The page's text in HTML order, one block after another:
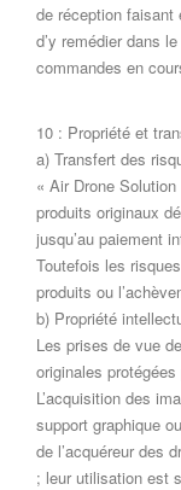
de réception faisant
d’y remédier dans
commandes en
10 : Propriété et
a) Transfert des
« Air Drone
produits originaux
jusqu’au paiement
Toutefois les
produits ou
b) Propriété
Les prises de vue
originales
L’acquisition des
support graphique
de l’acquéreur des
; leur utilisation est